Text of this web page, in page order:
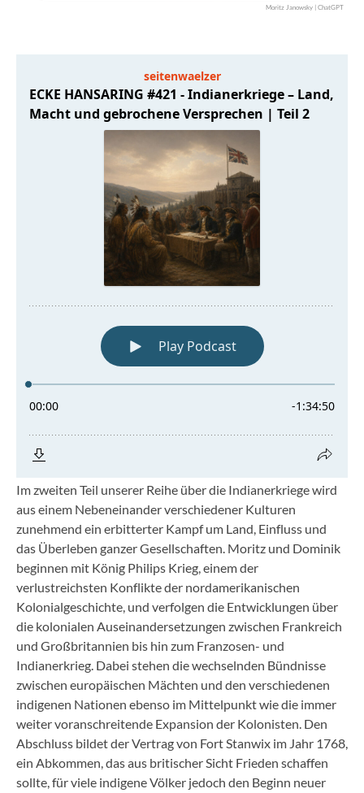
Moritz Janowsky | ChatGPT
Im zweiten Teil unserer Reihe über die Indianerkriege wird
aus einem Nebeneinander verschiedener Kulturen
zunehmend ein erbitterter Kampf um Land, Einfluss und
das Überleben ganzer Gesellschaften. Moritz und Dominik
beginnen mit König Philips Krieg, einem der
verlustreichsten Konflikte der nordamerikanischen
Kolonialgeschichte, und verfolgen die Entwicklungen über
die kolonialen Auseinandersetzungen zwischen Frankreich
und Großbritannien bis hin zum Franzosen- und
Indianerkrieg. Dabei stehen die wechselnden Bündnisse
zwischen europäischen Mächten und den verschiedenen
indigenen Nationen ebenso im Mittelpunkt wie die immer
weiter voranschreitende Expansion der Kolonisten. Den
Abschluss bildet der Vertrag von Fort Stanwix im Jahr 1768,
ein Abkommen, das aus britischer Sicht Frieden schaffen
sollte, für viele indigene Völker jedoch den Beginn neuer